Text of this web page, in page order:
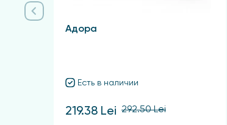
Адора
Есть в наличии
219.38 Lei 292.50 Lei